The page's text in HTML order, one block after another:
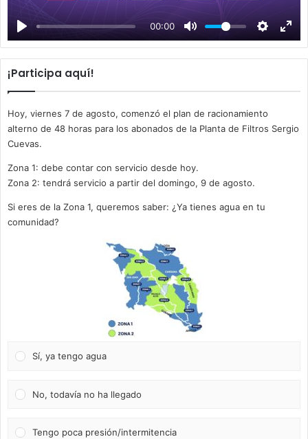
00:00
y
¡Participa aquí!
Hoy, viernes 7 de agosto, comenzó el plan de racionamiento
alterno de 48 horas para los abonados de la Planta de Filtros Sergio
Cuevas.
Zona 1: debe contar con servicio desde hoy.
Zona 2: tendrá servicio a partir del domingo, 9 de agosto.
Si eres de la Zona 1, queremos saber: ¿Ya tienes agua en tu
comunidad?
Sí, ya tengo agua
No, todavía no ha llegado
Tengo poca presión/intermitencia